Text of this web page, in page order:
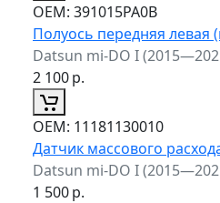
ОЕМ: 391015PA0B
Полуось передняя левая
Datsun mi-DO I
2 100р.
ОЕМ: 11181130010
Датчик массового
Datsun mi-DO I
1 500р.